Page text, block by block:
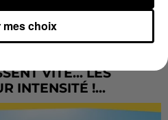
VITE... LES
INTENSITÉ !...
mes choix